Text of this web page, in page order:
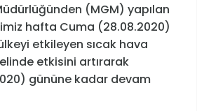
(MGM) yapılan
hafta Cuma (28.08.2020)
etkileyen sıcak hava
etkisini artırarak
gününe kadar devam